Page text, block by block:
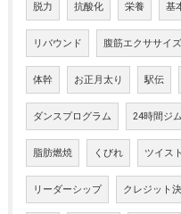
脱力 抗酸化 栄養 基
リバウンド 腹筋エクササイズ
体幹 お正月太り 駅伝
ダンスプログラム 24時間ジム
脂肪燃焼 くびれ ツイス
リーダーシップ クレジット